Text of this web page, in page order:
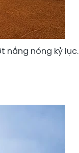
nắng nóng kỷ lục.